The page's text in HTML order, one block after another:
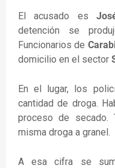
El acusado es
detención se
Funcionarios de
domicilio en el sector
En el lugar, los
cantidad de droga.
proceso de secado.
misma droga a granel.
A esa cifra se